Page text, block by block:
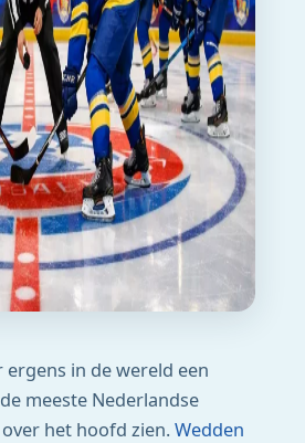
in de wereld een
meeste Nederlandse
het hoofd zien. Wedden